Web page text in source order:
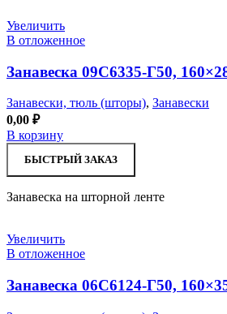
Увеличить
В отложенное
Занавеска 09С6335-Г50,
Занавески, тюль (шторы), Занавески
0,00 ₽
В корзину
БЫСТРЫЙ ЗАКАЗ
Занавеска на шторной ленте
Увеличить
В отложенное
Занавеска 06С6124-Г50,